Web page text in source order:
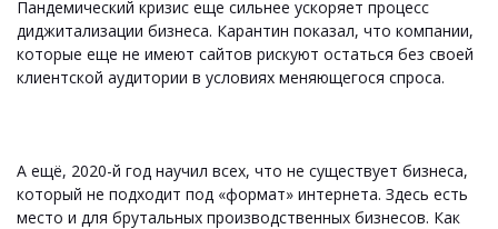
Пандемический кризис еще сильнее ускоряет процесс
диджитализации бизнеса. Карантин показал, что компании,
которые еще не имеют сайтов рискуют остаться без своей
клиентской аудитории в условиях меняющегося спроса.
А ещё, 2020-й год научил всех, что не существует бизнеса,
который не подходит под «формат» интернета. Здесь есть
место и для брутальных производственных бизнесов. Как